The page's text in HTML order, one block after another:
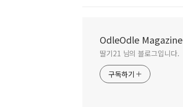
OdleOdle Magazine
딸기21 님의 블로그입니다.
구독하기